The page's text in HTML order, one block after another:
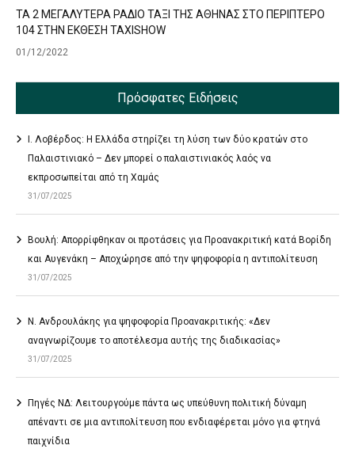
ΤΑ 2 ΜΕΓΑΛΥΤΕΡΑ ΡΑΔΙΟ ΤΑΞΙ ΤΗΣ ΑΘΗΝΑΣ ΣΤΟ ΠΕΡΙΠΤΕΡΟ
104 ΣΤΗΝ ΕΚΘΕΣΗ TAXISHOW
01/12/2022
Πρόσφατες Ειδήσεις
Ι. Λοβέρδος: Η Ελλάδα στηρίζει τη λύση των δύο κρατών στο
Παλαιστινιακό – Δεν μπορεί ο παλαιστινιακός λαός να
εκπροσωπείται από τη Χαμάς
31/07/2025
Βουλή: Απορρίφθηκαν οι προτάσεις για Προανακριτική κατά Βορίδη
και Αυγενάκη – Αποχώρησε από την ψηφοφορία η αντιπολίτευση
31/07/2025
Ν. Ανδρουλάκης για ψηφοφορία Προανακριτικής: «Δεν
αναγνωρίζουμε το αποτέλεσμα αυτής της διαδικασίας»
31/07/2025
Πηγές ΝΔ: Λειτουργούμε πάντα ως υπεύθυνη πολιτική δύναμη
απέναντι σε μια αντιπολίτευση που ενδιαφέρεται μόνο για φτηνά
παιχνίδια